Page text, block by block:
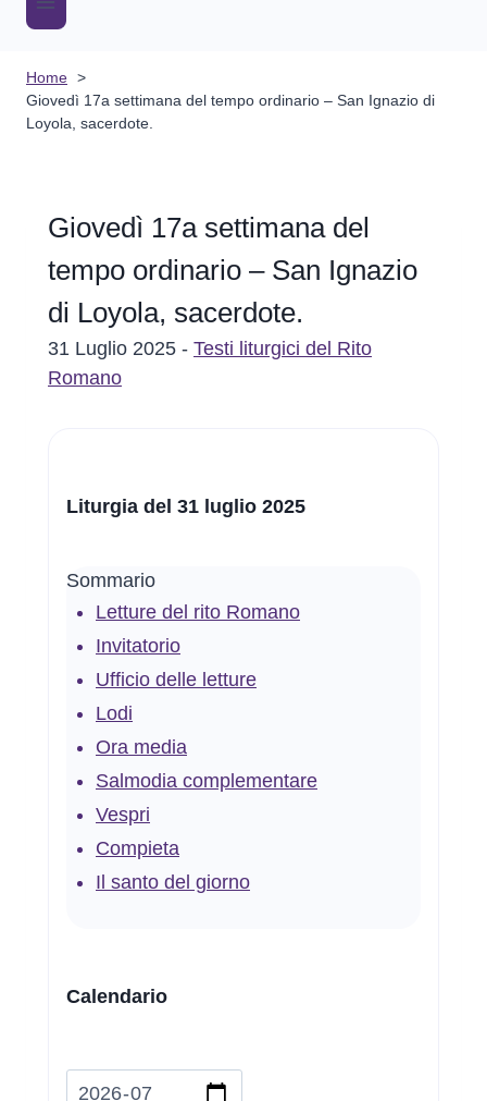
Home
Giovedì 17a settimana del tempo ordinario – San Ignazio di
Loyola, sacerdote.
Giovedì 17a settimana del
tempo ordinario – San Ignazio
di Loyola, sacerdote.
31 Luglio 2025 - Testi liturgici del Rito
Romano
Liturgia del 31 luglio 2025
Sommario
Letture del rito Romano
Invitatorio
Ufficio delle letture
Lodi
Ora media
Salmodia complementare
Vespri
Compieta
Il santo del giorno
Calendario